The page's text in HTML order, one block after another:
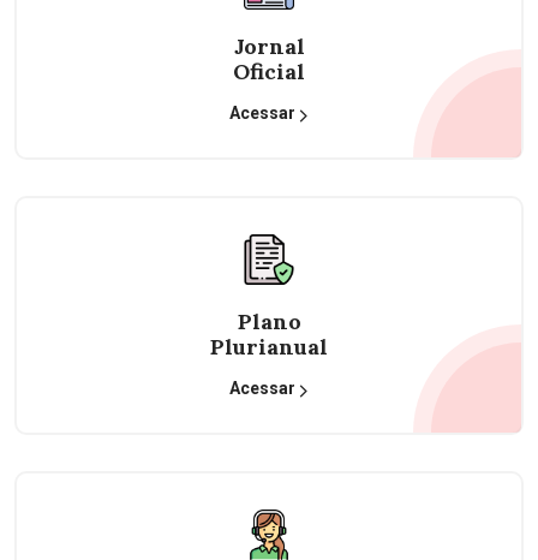
Jornal
Oficial
Acessar
Plano
Plurianual
Acessar